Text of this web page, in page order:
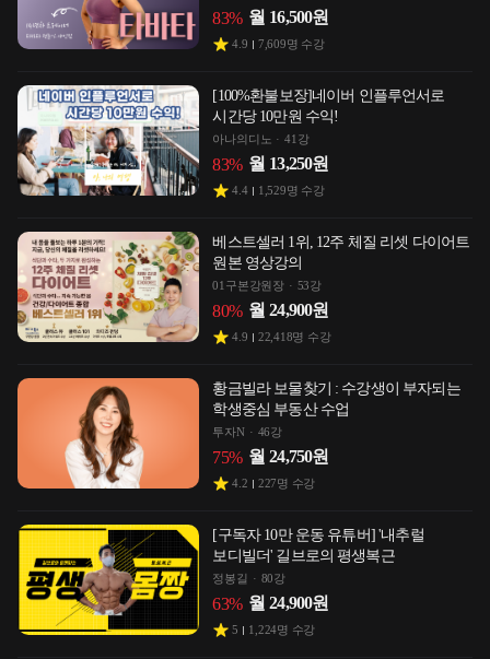
83% 월 16,500원
4.9 7,609명 수강
[100%환불보장]네이버 인플루언서로
시간당 10만원 수익!
아나의디노 41강
83% 월 13,250원
4.4 1,529명 수강
베스트셀러 1위, 12주 체질 리셋 다이어트
원본 영상강의
01구본강원장 53강
80% 월 24,900원
4.9 22,418명 수강
황금빌라 보물찾기 : 수강생이 부자되는
학생중심 부동산 수업
투자N 46강
75% 월 24,750원
4.2 227명 수강
[구독자 10만 운동 유튜버] '내추럴
보디빌더' 길브로의 평생복근
정봉길 80강
63% 월 24,900원
5 1,224명 수강